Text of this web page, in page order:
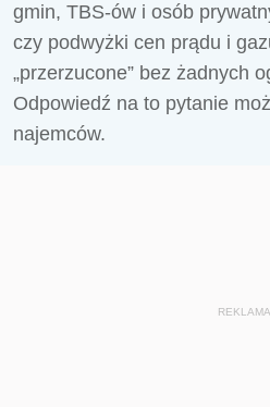
gmin, TBS-ów i osób
czy podwyżki cen prądu i
„przerzucone” bez żadnych
Odpowiedź na to pytanie
najemców.
REKLAMA